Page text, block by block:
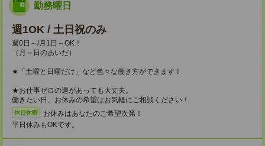
勤務曜日
週1OK / 土日祝のみ
週0日～/月1日～OK！
（月～日のあいだ）
★「土曜と日曜だけ」など色々な働き方ができます！
★お仕事ゼロの週があっても大丈夫。
働きたい日、お休みの希望はお気軽にご相談ください！
休日休暇
お休みはあなたのご希望次第！
平日休みもOKです。